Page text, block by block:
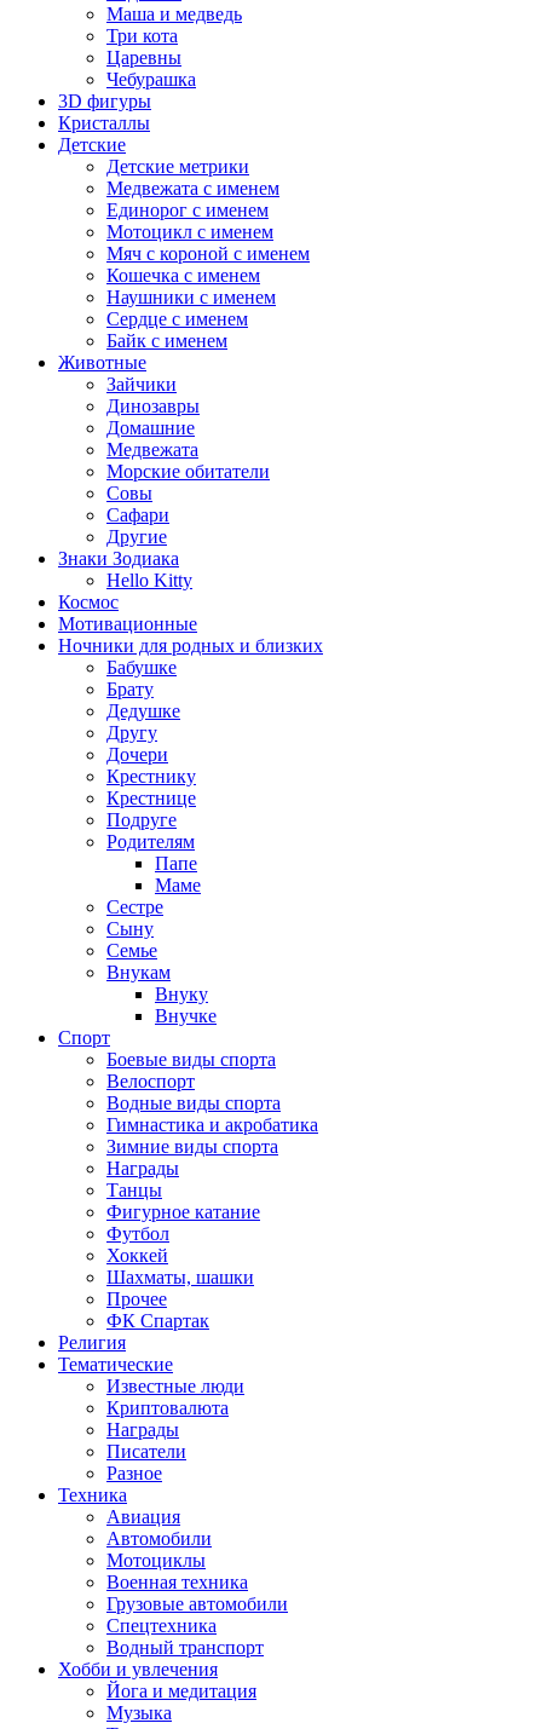
Маша и медведь
Три кота
Царевны
Чебурашка
3D фигуры
Кристаллы
Детские
Детские метрики
Медвежата с именем
Единорог с именем
Мотоцикл с именем
Мяч с короной с именем
Кошечка с именем
Наушники с именем
Сердце с именем
Байк с именем
Животные
Зайчики
Динозавры
Домашние
Медвежата
Морские обитатели
Совы
Сафари
Другие
Знаки Зодиака
Hello Kitty
Космос
Мотивационные
Ночники для родных и близких
Бабушке
Брату
Дедушке
Другу
Дочери
Крестнику
Крестнице
Подруге
Родителям
Папе
Маме
Сестре
Сыну
Семье
Внукам
Внуку
Внучке
Спорт
Боевые виды спорта
Велоспорт
Водные виды спорта
Гимнастика и акробатика
Зимние виды спорта
Награды
Танцы
Фигурное катание
Футбол
Хоккей
Шахматы, шашки
Прочее
ФК Спартак
Религия
Тематические
Известные люди
Криптовалюта
Награды
Писатели
Разное
Техника
Авиация
Автомобили
Мотоциклы
Военная техника
Грузовые автомобили
Спецтехника
Водный транспорт
Хобби и увлечения
Йога и медитация
Музыка